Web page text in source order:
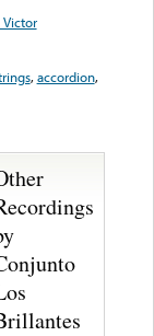
,accordion,